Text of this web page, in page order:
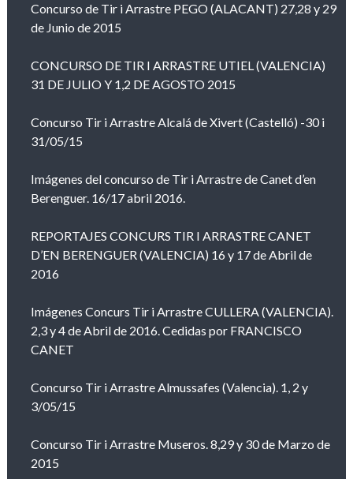
Concurso de Tir i Arrastre PEGO (ALACANT) 27,28 y 29
de Junio de 2015
CONCURSO DE TIR I ARRASTRE UTIEL (VALENCIA)
31 DE JULIO Y 1,2 DE AGOSTO 2015
Concurso Tir i Arrastre Alcalá de Xivert (Castelló) -30 i
31/05/15
Imágenes del concurso de Tir i Arrastre de Canet d’en
Berenguer. 16/17 abril 2016.
REPORTAJES CONCURS TIR I ARRASTRE CANET
D’EN BERENGUER (VALENCIA) 16 y 17 de Abril de
2016
Imágenes Concurs Tir i Arrastre CULLERA (VALENCIA).
2,3 y 4 de Abril de 2016. Cedidas por FRANCISCO
CANET
Concurso Tir i Arrastre Almussafes (Valencia). 1, 2 y
3/05/15
Concurso Tir i Arrastre Museros. 8,29 y 30 de Marzo de
2015